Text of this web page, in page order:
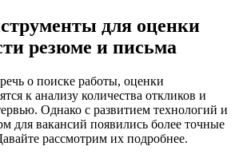
для оценки
резюме и письма
о поиске работы, оценки
к анализу количества откликов и
Однако с развитием технологий и
для вакансий появились более точные
рассмотрим их подробнее.